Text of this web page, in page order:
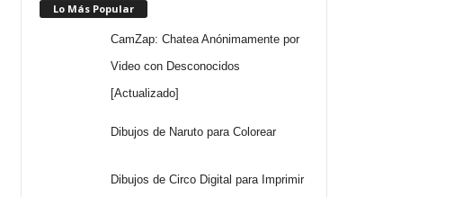
Lo Más Popular
CamZap: Chatea Anónimamente por
Video con Desconocidos
[Actualizado]
Dibujos de Naruto para Colorear
Dibujos de Circo Digital para Imprimir